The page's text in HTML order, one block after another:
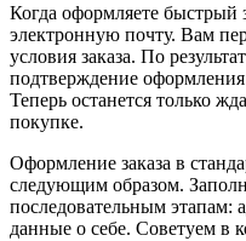
Когда оформляете
электронную почту. Вам
условия заказа. По
подтверждение
Теперь останется только
покупке.
Оформление заказа в
следующим образом.
последовательным этапам:
данные о себе. Советуем в